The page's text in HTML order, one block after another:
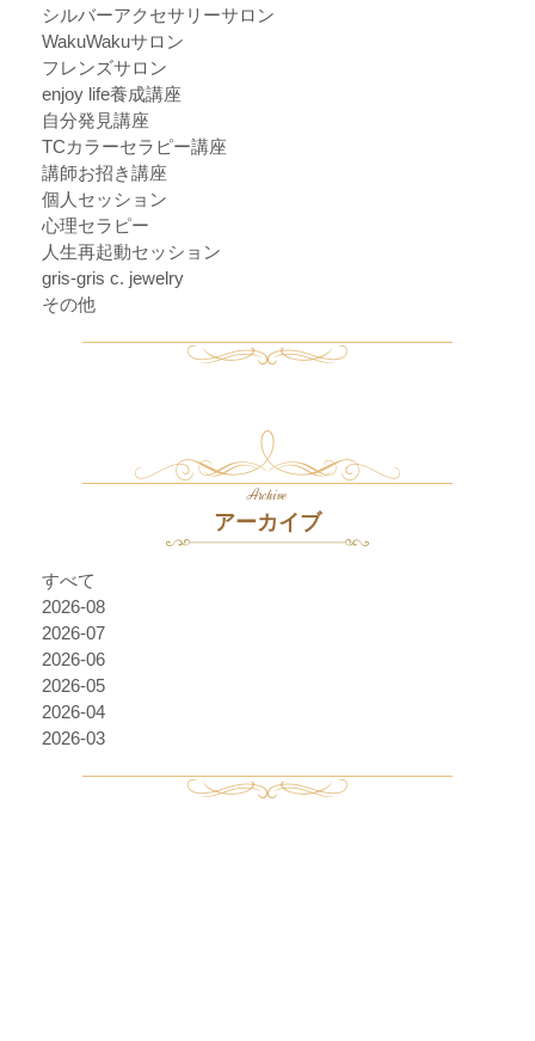
シルバーアクセサリーサロン
WakuWakuサロン
フレンズサロン
enjoy life養成講座
自分発見講座
TCカラーセラピー講座
講師お招き講座
個人セッション
心理セラピー
人生再起動セッション
gris-gris c. jewelry
その他
Archive
アーカイブ
すべて
2026-08
2026-07
2026-06
2026-05
2026-04
2026-03